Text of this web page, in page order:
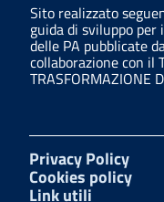
Sito realizzato
guida di sviluppo per
delle PA pubblicate
collaborazione con il
TRASFORMAZIONE
Privacy Policy
Cookies policy
Link utili